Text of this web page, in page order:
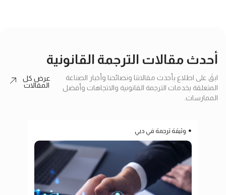
أحدث مقالات الترجمة القانونية
ابقَ على اطلاع بأحدث مقالاتنا ونصائحنا وأخبار الصناعة
المتعلقة بخدمات الترجمة القانونية والاتجاهات وأفضل
الممارسات.
عرض كل
المقالات
وثيقة ترجمة في دبي